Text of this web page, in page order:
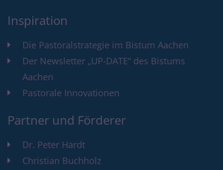
Inspiration
Die Pastoralstrategie im Bistum Aachen
Der Newsletter „UP-DATE“ des Bistums
Aachen
Pastorale Innovationen
Partner und Förderer
Dr. Peter Hardt
Christian Buchholz